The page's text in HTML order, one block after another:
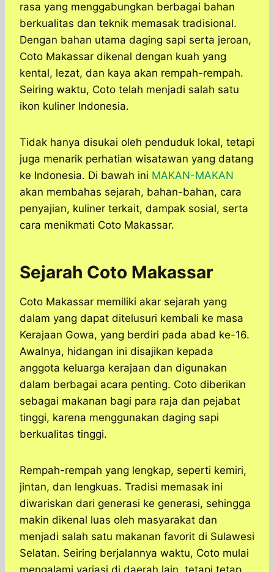
rasa yang menggabungkan berbagai bahan
berkualitas dan teknik memasak tradisional.
Dengan bahan utama daging sapi serta jeroan,
Coto Makassar dikenal dengan kuah yang
kental, lezat, dan kaya akan rempah-rempah.
Seiring waktu, Coto telah menjadi salah satu
ikon kuliner Indonesia.
Tidak hanya disukai oleh penduduk lokal, tetapi
juga menarik perhatian wisatawan yang datang
ke Indonesia. Di bawah ini MAKAN-MAKAN
akan membahas sejarah, bahan-bahan, cara
penyajian, kuliner terkait, dampak sosial, serta
cara menikmati Coto Makassar.
Sejarah Coto Makassar
Coto Makassar memiliki akar sejarah yang
dalam yang dapat ditelusuri kembali ke masa
Kerajaan Gowa, yang berdiri pada abad ke-16.
Awalnya, hidangan ini disajikan kepada
anggota keluarga kerajaan dan digunakan
dalam berbagai acara penting. Coto diberikan
sebagai makanan bagi para raja dan pejabat
tinggi, karena menggunakan daging sapi
berkualitas tinggi.
Rempah-rempah yang lengkap, seperti kemiri,
jintan, dan lengkuas. Tradisi memasak ini
diwariskan dari generasi ke generasi, sehingga
makin dikenal luas oleh masyarakat dan
menjadi salah satu makanan favorit di Sulawesi
Selatan. Seiring berjalannya waktu, Coto mulai